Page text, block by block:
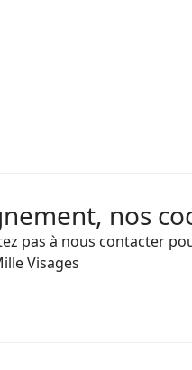
nos
pas à nous contacter
Visages